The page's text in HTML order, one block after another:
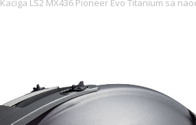
Kaciga LS2 MX436 Pioneer Evo Titanium sa